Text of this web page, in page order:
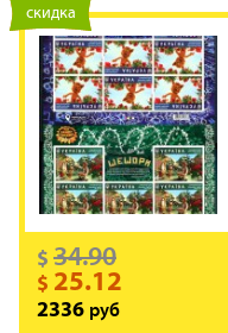
новинка
скидка
$ 34.90
$ 25.12
2336 руб